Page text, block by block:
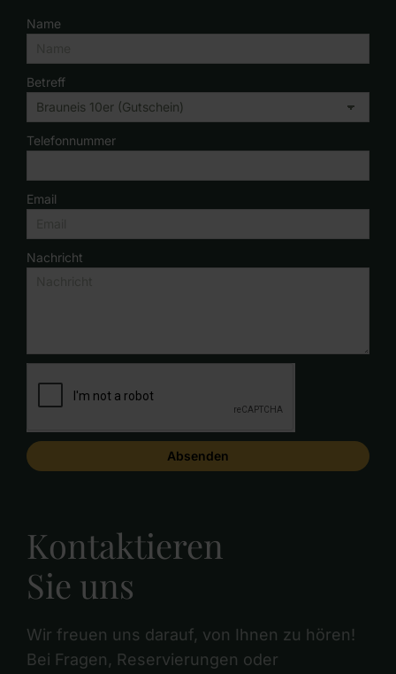
Kontaktieren
Sie uns
Wir freuen uns darauf, von Ihnen zu hören!
Bei Fragen, Reservierungen oder
Name
Betreff
Telefonnummer
Email
Nachricht
Absenden